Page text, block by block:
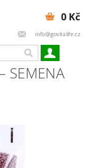
info@govitalife.cz
0 Kč
SEMENA